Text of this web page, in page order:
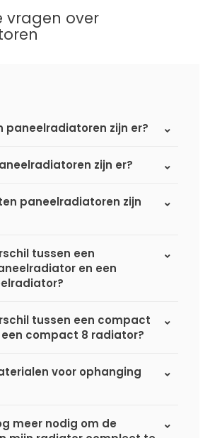
vragen over
paneelradiatoren zijn er?
zijn er?
paneelradiatoren zijn
tussen een
en een
tussen een compact
compact 8 radiator?
voor ophanging
meer nodig om de